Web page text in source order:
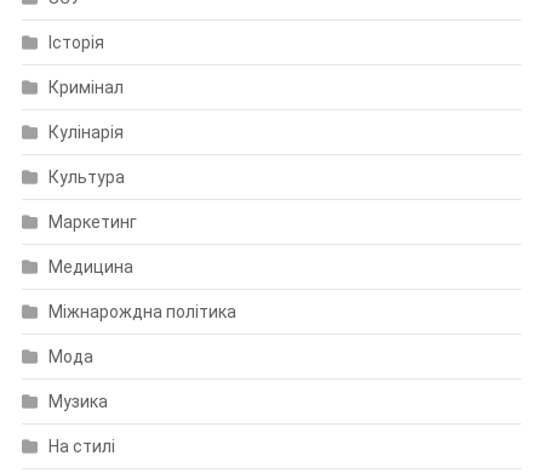
Історія
Кримінал
Кулінарія
Культура
Маркетинг
Медицина
Міжнарождна політика
Мода
Музика
На стилі